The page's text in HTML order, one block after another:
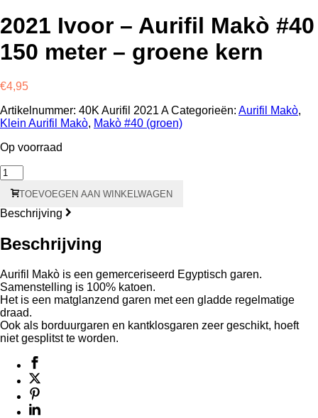
2021 Ivoor – Aurifil Makò #40
150 meter – groene kern
€4,95
Artikelnummer: 40K Aurifil 2021 A Categorieën: Aurifil Makò,
Klein Aurifil Makò, Makò #40 (groen)
Op voorraad
2021
Ivoor
Aurifil
150
-
groene
kern
aantal
TOEVOEGEN AAN WINKELWAGEN
Beschrijving
Beschrijving
Aurifil Makò is een gemerceriseerd Egyptisch garen.
Samenstelling is 100% katoen.
Het is een matglanzend garen met een gladde regelmatige
draad.
Ook als borduurgaren en kantklosgaren zeer geschikt, hoeft
niet gesplitst te worden.